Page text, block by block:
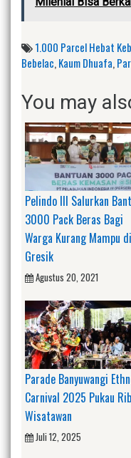
1.000 Parcel Hebat
Bebelac,Kaum Dhuafa,
You may
Pelindo III Salurkan
3000 Pack Beras Bagi
Warga Kurang Mampu di
Gresik
Agustus 20, 2021
Parade Banyuwangi
Carnival 2025 Pukau
Wisatawan
Juli 12, 2025